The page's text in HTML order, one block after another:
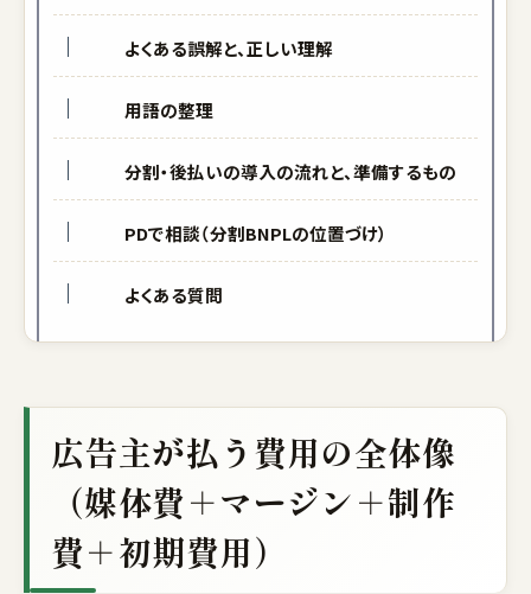
よくある誤解と、正しい理解
用語の整理
分割・後払いの導入の流れと、準備するもの
PDで相談（分割BNPLの位置づけ）
よくある質問
広告主が払う費用の全体像
（媒体費＋マージン＋制作
費＋初期費用）